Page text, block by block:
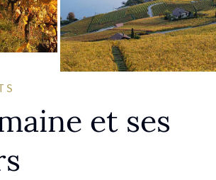
et ses